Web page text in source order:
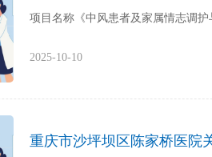
项目名称《中风患者及家属情志调
2025-10-10
重庆市沙坪坝区陈家桥医院